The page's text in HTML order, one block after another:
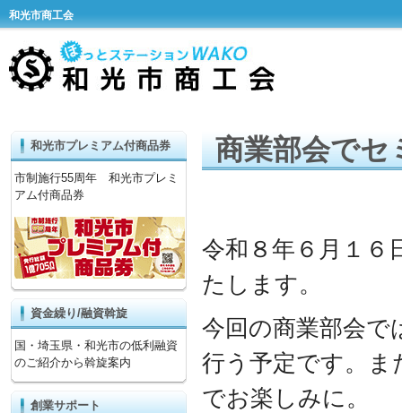
和光市商工会
商業部会でセ
令和８年６月１６
たします。
今回の商業部会
行う予定です。ま
でお楽しみに。
和光市プレミアム付商品券
市制施行55周年 和光市プレミ
アム付商品券
資金繰り/融資斡旋
国・埼玉県・和光市の低利融資
のご紹介から斡旋案内
創業サポート